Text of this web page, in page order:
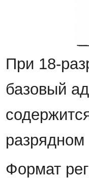
При 18-
базовый
Формат